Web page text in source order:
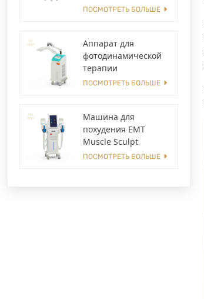
ПОСМОТРЕТЬ БОЛЬШЕ
Аппарат для
фотодинамической
терапии
ПОСМОТРЕТЬ БОЛЬШЕ
Машина для
похудения EMT
Muscle Sculpt
ПОСМОТРЕТЬ БОЛЬШЕ